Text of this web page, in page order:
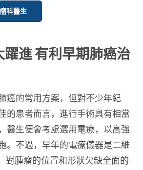
科醫生
躍進 有利早期肺癌治
癌的常用方案，但對不少年紀
的患者而言，進行手術具有相當
醫生便會考慮選用電療，以高強
。不過，早年的電療儀器是二維
對腫瘤的位置和形狀欠缺全面的